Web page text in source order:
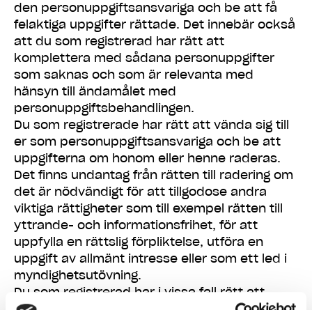
den personuppgiftsansvariga och be att få
felaktiga uppgifter rättade. Det innebär också
att du som registrerad har rätt att
komplettera med sådana personuppgifter
som saknas och som är relevanta med
hänsyn till ändamålet med
personuppgiftsbehandlingen.
Du som registrerade har rätt att vända sig till
er som personuppgiftsansvariga och be att
uppgifterna om honom eller henne raderas.
Det finns undantag från rätten till radering om
det är nödvändigt för att tillgodose andra
viktiga rättigheter som till exempel rätten till
yttrande- och informationsfrihet, för att
uppfylla en rättslig förpliktelse, utföra en
uppgift av allmänt intresse eller som ett led i
myndighetsutövning.
Du som registrerad har i vissa fall rätt att